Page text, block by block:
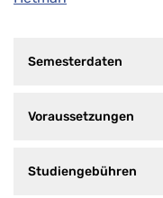
Semesterdaten
Voraussetzungen
Studiengebühren